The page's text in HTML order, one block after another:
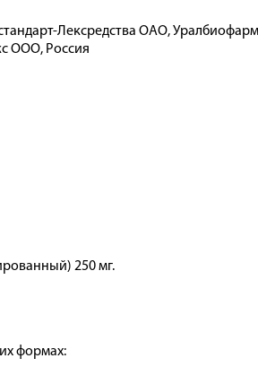
Лексредства ОАО,
ООО, Россия
250 мг.
формах: